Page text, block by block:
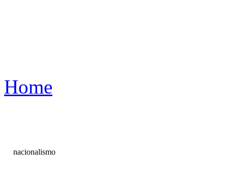
Home
nacionalismo